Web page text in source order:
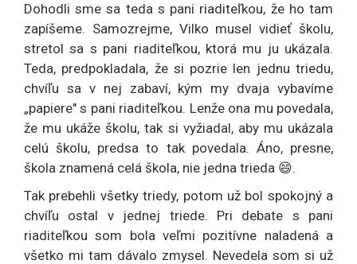
Dohodli sme sa teda s pani riaditeľkou, že ho tam
zapíšeme. Samozrejme, Vilko musel vidieť školu,
stretol sa s pani riaditeľkou, ktorá mu ju ukázala.
Teda, predpokladala, že si pozrie len jednu triedu,
chvíľu sa v nej zabaví, kým my dvaja vybavíme
„papiere" s pani riaditeľkou. Lenže ona mu povedala,
že mu ukáže školu, tak si vyžiadal, aby mu ukázala
celú školu, predsa to tak povedala. Áno, presne,
škola znamená celá škola, nie jedna trieda 😄.
Tak prebehli všetky triedy, potom už bol spokojný a
chvíľu ostal v jednej triede. Pri debate s pani
riaditeľkou som bola veľmi pozitívne naladená a
všetko mi tam dávalo zmysel. Nevedela som si už